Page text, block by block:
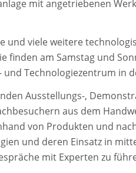
mit angetriebenen
und viele weitere
finden am Samstag und
und Technologiezentrum in
Ausstellungs-,
aus dem
von Produkten und
und deren Einsatz in
mit Experten zu